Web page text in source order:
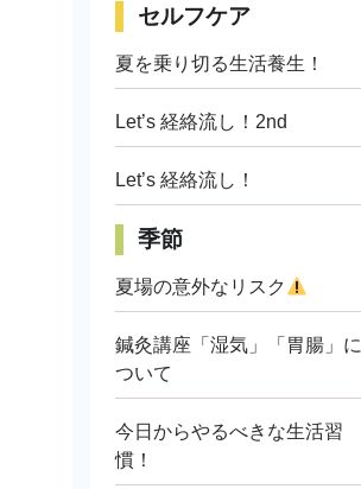
セルフケア
夏を乗り切る生活養生！
Let’s 経絡流し！2nd
Let’s 経絡流し！
季節
夏場の意外なリスク
鍼灸講座「湿気」「胃腸」に
ついて
今日からやるべきな生活習
慣！